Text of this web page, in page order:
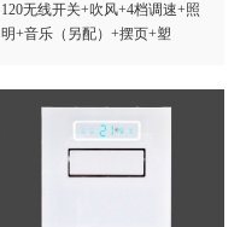
120无线开关+吹风+4档调速+照
明+音乐（另配）+摆页+塑